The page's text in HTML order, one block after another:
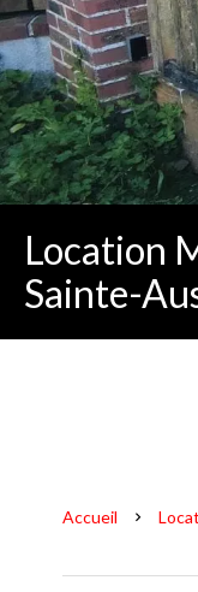
Location
Sainte-
Accueil